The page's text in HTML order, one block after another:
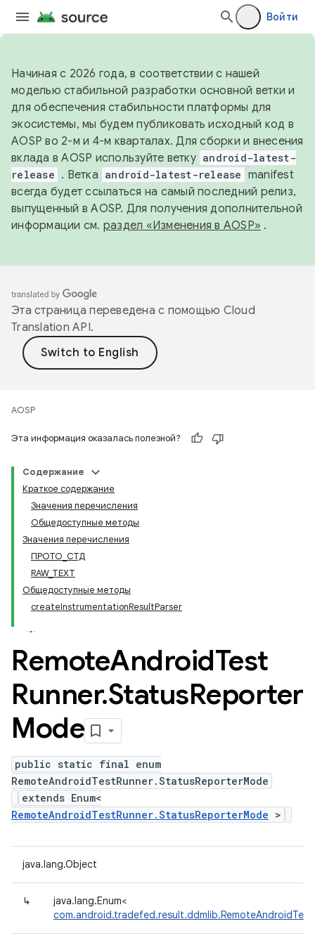
Войти
Начиная с 2026 года, в соответствии с нашей
моделью стабильной разработки основной ветки и
для обеспечения стабильности платформы для
экосистемы, мы будем публиковать исходный код в
AOSP во 2-м и 4-м кварталах. Для сборки и внесения
вклада в AOSP используйте ветку android-latest-
release . Ветка android-latest-release manifest
всегда будет ссылаться на самый последний релиз,
выпущенный в AOSP. Для получения дополнительной
информации см. раздел «Изменения в AOSP» .
Эта страница переведена с помощью Cloud
Translation API.
AOSP
Эта информация оказалась полезной?
Содержание
Краткое содержание
Значения перечисления
Общедоступные методы
Значения перечисления
ПРОТО_СТД
RAW_TEXT
Общедоступные методы
createInstrumentationResultParser
RemoteAndroidTest
Runner.StatusReporter
Mode
public static final enum
RemoteAndroidTestRunner.StatusReporterMode
extends Enum<
RemoteAndroidTestRunner.StatusReporterMode >
java.lang.Object
↳
java.lang.Enum<